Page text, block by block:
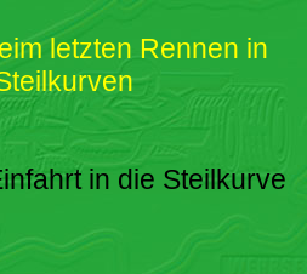
letzten Rennen in
in die Steilkurve